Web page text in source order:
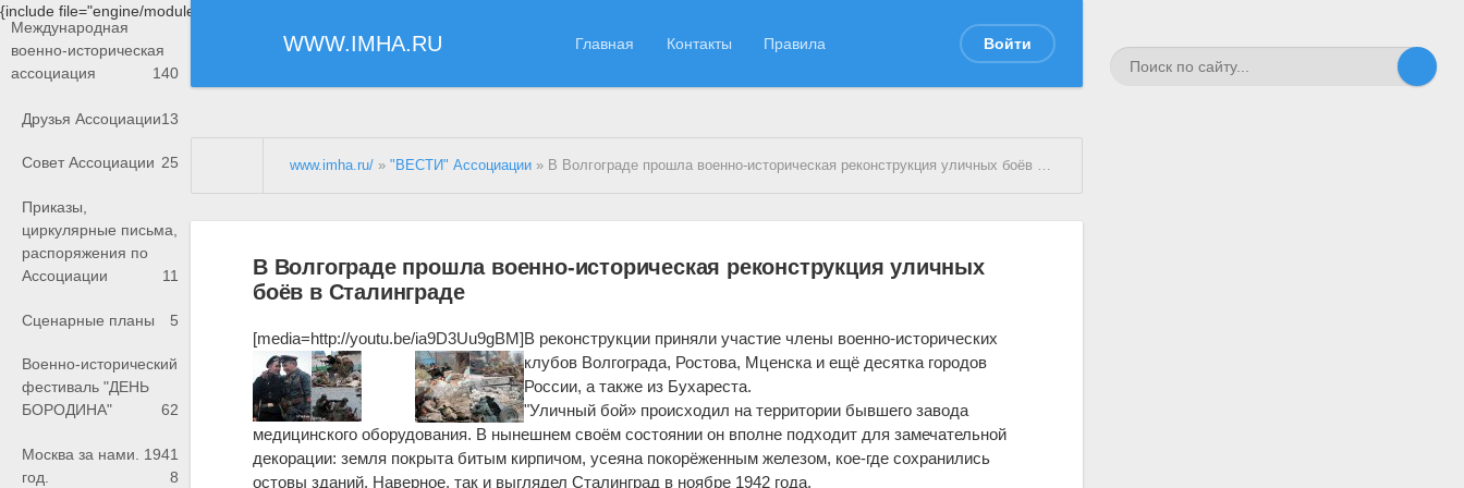
{include file="engine/modules/saperu/head.php"}
WWW.IMHA.RU Главная Контакты Правила Войти
Международная
военно-историческая
ассоциация
140
Друзья Ассоциации13
Совет Ассоциации 25
Приказы,
циркулярные письма,
распоряжения по
Ассоциации
11
Сценарные планы 5
Военно-исторический
фестиваль "ДЕНЬ
БОРОДИНА"
62
Москва за нами. 1941
год.
8
www.imha.ru/ »"ВЕСТИ" Ассоциации » В Волгограде прошла военно-историческая реконструкция уличных боёв в Сталинграде
В Волгограде прошла военно-историческая реконструкция уличных
боёв в Сталинграде
[media=http://youtu.be/ia9D3Uu9gBM]В реконструкции приняли участие члены военно-исторических
клубов Волгограда, Ростова, Мценска и ещё десятка городов
России, а также из Бухареста.
"Уличный бой» происходил на территории бывшего завода
медицинского оборудования. В нынешнем своём состоянии он вполне подходит для замечательной
декорации: земля покрыта битым кирпичом, усеяна покорёженным железом, кое-где сохранились
остовы зданий. Наверное, так и выглядел Сталинград в ноябре 1942 года.